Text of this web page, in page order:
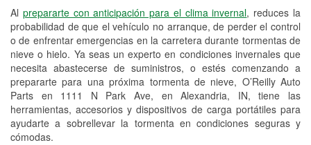
Al prepararte con anticipación para el clima invernal, reduces la
probabilidad de que el vehículo no arranque, de perder el control
o de enfrentar emergencias en la carretera durante tormentas de
nieve o hielo. Ya seas un experto en condiciones invernales que
necesita abastecerse de suministros, o estés comenzando a
prepararte para una próxima tormenta de nieve, O’Reilly Auto
Parts en 1111 N Park Ave, en Alexandria, IN, tiene las
herramientas, accesorios y dispositivos de carga portátiles para
ayudarte a sobrellevar la tormenta en condiciones seguras y
cómodas.
Snowstorm Supplies
Tornado Supplies
Conoce más